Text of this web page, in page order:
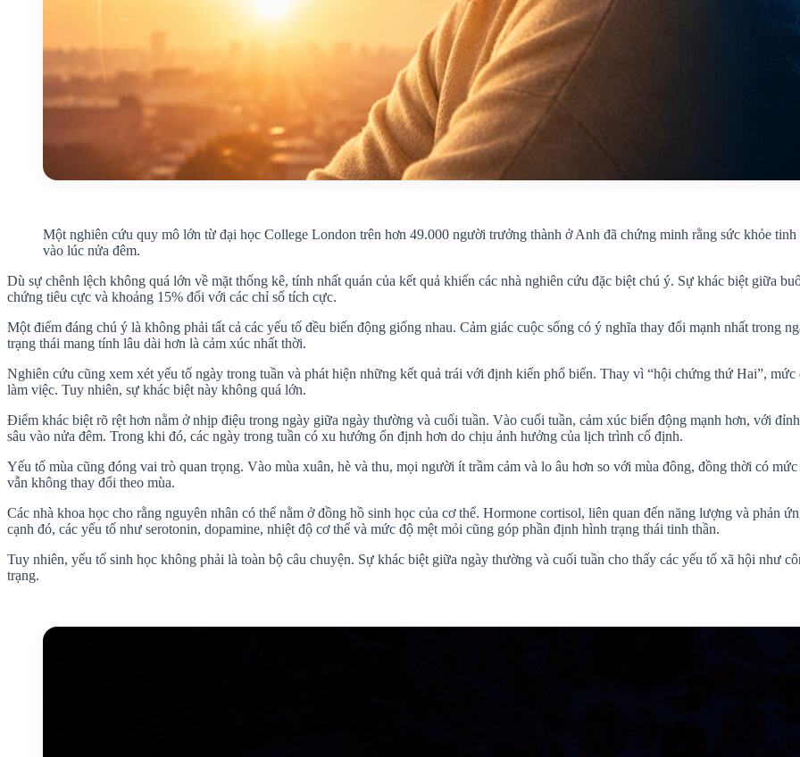
Một nghiên cứu quy mô lớn từ đại học College London trên hơn 49.000 người trưởng thành ở Anh đã chứng minh rằng sức khỏe
vào lúc nửa đêm.
Dù sự chênh lệch không quá lớn về mặt thống kê, tính nhất quán của kết quả khiến các nhà nghiên cứu đặc biệt chú ý. Sự khác biệt giữa
chứng tiêu cực và khoảng 15% đối với các chỉ số tích cực.
Một điểm đáng chú ý là không phải tất cả các yếu tố đều biến động giống nhau. Cảm giác cuộc sống có ý nghĩa thay đổi mạnh nhất trong
trạng thái mang tính lâu dài hơn là cảm xúc nhất thời.
Nghiên cứu cũng xem xét yếu tố ngày trong tuần và phát hiện những kết quả trái với định kiến phổ biến. Thay vì “hội chứng thứ Hai”,
làm việc. Tuy nhiên, sự khác biệt này không quá lớn.
Điểm khác biệt rõ rệt hơn nằm ở nhịp điệu trong ngày giữa ngày thường và cuối tuần. Vào cuối tuần, cảm xúc biến động mạnh hơn, với
sâu vào nửa đêm. Trong khi đó, các ngày trong tuần có xu hướng ổn định hơn do chịu ảnh hưởng của lịch trình cố định.
Yếu tố mùa cũng đóng vai trò quan trọng. Vào mùa xuân, hè và thu, mọi người ít trầm cảm và lo âu hơn so với mùa đông, đồng thời có
vẫn không thay đổi theo mùa.
Các nhà khoa học cho rằng nguyên nhân có thể nằm ở đồng hồ sinh học của cơ thể. Hormone cortisol, liên quan đến năng lượng và phản
cạnh đó, các yếu tố như serotonin, dopamine, nhiệt độ cơ thể và mức độ mệt mỏi cũng góp phần định hình trạng thái tinh thần.
Tuy nhiên, yếu tố sinh học không phải là toàn bộ câu chuyện. Sự khác biệt giữa ngày thường và cuối tuần cho thấy các yếu tố xã hội như
trạng.